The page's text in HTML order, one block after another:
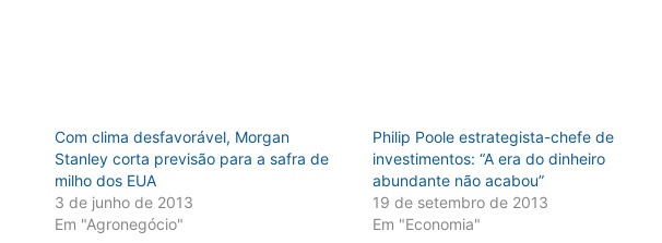
Com clima desfavorável, Morgan
Stanley corta previsão para a safra de
milho dos EUA
3 de junho de 2013
Em "Agronegócio"
Philip Poole estrategista-chefe de
investimentos: “A era do dinheiro
abundante não acabou”
19 de setembro de 2013
Em "Economia"